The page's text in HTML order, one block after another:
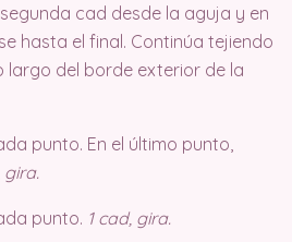
cad desde la aguja y en
hasta el final. Continúa tejiendo
del borde exterior de la
punto. En el último punto,
gira.
punto. 1 cad, gira.